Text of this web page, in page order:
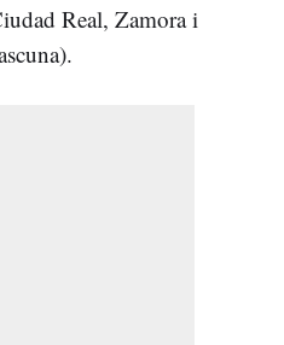
Real, Zamora i